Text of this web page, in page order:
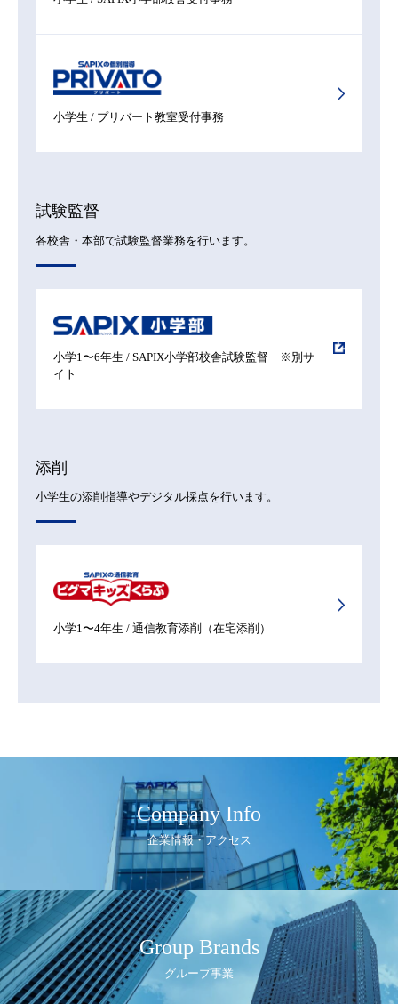
小学生 / プリバート教室受付事務
試験監督
各校舎・本部で試験監督業務を行います。
小学1〜6年生 / SAPIX小学部校舎試験監督 ※別サ
イト
添削
小学生の添削指導やデジタル採点を行います。
小学1〜4年生 / 通信教育添削（在宅添削）
Company Info
企業情報・アクセス
Group Brands
グループ事業